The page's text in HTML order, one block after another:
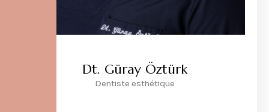
Dt. Güray Öztürk
Dentiste esthétique